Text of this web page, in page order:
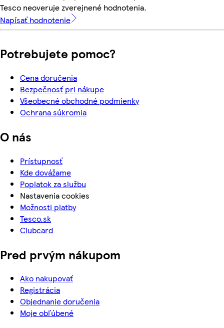
Tesco neoveruje zverejnené hodnotenia.
Napísať hodnotenie
Potrebujete pomoc?
Cena doručenia
Bezpečnosť pri nákupe
Všeobecné obchodné podmienky
Ochrana súkromia
O nás
Prístupnosť
Kde dovážame
Poplatok za službu
Nastavenia cookies
Možnosti platby
Tesco.sk
Clubcard
Pred prvým nákupom
Ako nakupovať
Registrácia
Objednanie doručenia
Moje obľúbené